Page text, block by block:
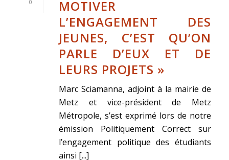
0
MOTIVER
L’ENGAGEMENT DES
JEUNES, C’EST QU’ON
PARLE D’EUX ET DE
LEURS PROJETS »
Marc Sciamanna, adjoint à la mairie de
Metz et vice-président de Metz
Métropole, s’est exprimé lors de notre
émission Politiquement Correct sur
l’engagement politique des étudiants
ainsi [...]